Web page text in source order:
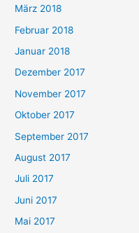
März 2018
Februar 2018
Januar 2018
Dezember 2017
November 2017
Oktober 2017
September 2017
August 2017
Juli 2017
Juni 2017
Mai 2017